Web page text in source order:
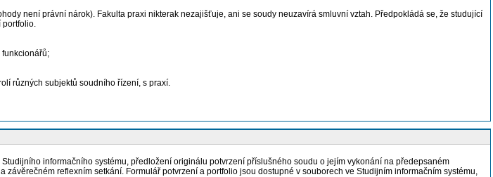
není právní nárok). Fakulta praxi nikterak nezajišťuje, ani se soudy neuzavírá smluvní vztah. Předpokládá se, že studující
portfolio.
různých subjektů soudního řízení, s praxí.
informačního systému, předložení originálu potvrzení příslušného soudu o jejím vykonání na předepsaném
reflexním setkání. Formulář potvrzení a portfolio jsou dostupné v souborech ve Studijním informačním systému,